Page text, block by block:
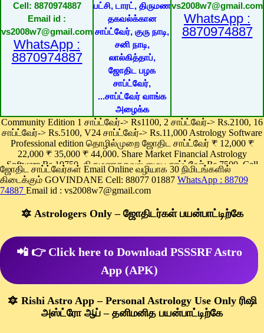
Cell: 8870974887
Email id :
vs2008w7@gmail.com
WhatsApp :
8870974887
vs2008w7@gmail.com
WhatsApp :
8870974887
Community Edition 1 சாப்ட்வேர்-> Rs1100, 2 சாப்ட்வேர்-> Rs.2100, 16
சாப்ட்வேர்-> Rs.5100, V24 சாப்ட்வேர்-> Rs.11,000 Astrology Software
Professional edition தொழில்முறை ஜோதிட சாப்ட்வேர் ₹ 12,000 ₹
22,000 ₹ 35,000 ₹ 44,000. Share Market Financial Astrology
Software Rs.19750, திருமணதகவல் மைய சாப்ட்வேர் Rs.7500, Cell
Phone App Rs. 1100
Pay online
ஜோதிட சாப்ட்வேர்கள் Email Online வழியாக 30 நிமிடங்களில்
கிடைக்கும் GOVINDANE Cell: 88077 01887 WhatsApp : 88709
74887 Email id : vs2008w7@gmail.com
🔯 Astrologers Only – ஜோதிடர்கள் பயன்பாட்டிற்கே
📲 👉 Click here to Download PSSSRF Astro
App (APK)
🔯 Rishi Astro App – Personal Astrology Use Only ரிஷி
அஸ்ட்ரோ ஆப் – தனிமனித பயன்பாட்டிற்கே